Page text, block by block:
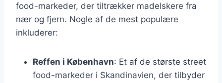
food-markeder, der tiltrækker madelskere fra
nær og fjern. Nogle af de mest populære
inkluderer:
Reffen i København: Et af de største street
food-markeder i Skandinavien, der tilbyder